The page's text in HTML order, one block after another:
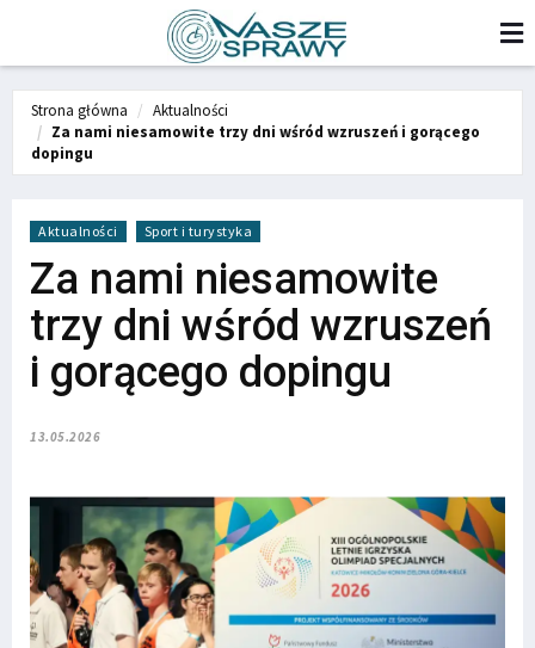
Strona główna
Aktualności
Za nami niesamowite trzy dni wśród wzruszeń i gorącego
dopingu
Aktualności Sport i turystyka
Za nami niesamowite
trzy dni wśród wzruszeń
i gorącego dopingu
13.05.2026